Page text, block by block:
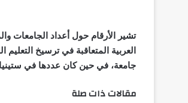
تشير الأرقام حول أعداد الجامعات
جامعة، في حين كان عددها في ستينيات القرن العشرين الماضي 23
مقالات ذات صلة